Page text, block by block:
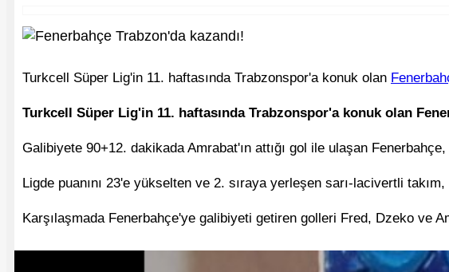
Turkcell Süper Lig'in 11. haftasında Trabzonspor'a konuk olan
Turkcell Süper Lig'in 11. haftasında Trabzonspor'a konuk olan
Galibiyete 90+12. dakikada Amrabat'ın attığı gol ile ulaşan
Ligde puanını 23'e yükselten ve 2. sıraya yerleşen sarı-lacivertli
Karşılaşmada Fenerbahçe'ye galibiyeti getiren golleri Fred, Dzeko ve